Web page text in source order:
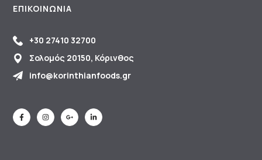
ΕΠΙΚΟΙΝΩΝΊΑ
+30 27410 32700
Σολομός 20150, Κόρινθος
info@korinthianfoods.gr